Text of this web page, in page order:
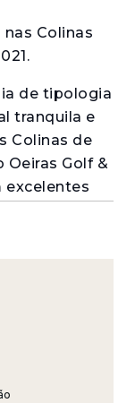
Colinas
de tipologia
tranquila e
Colinas de
Oeiras Golf &
excelentes
e Lisboa.
proporcionar